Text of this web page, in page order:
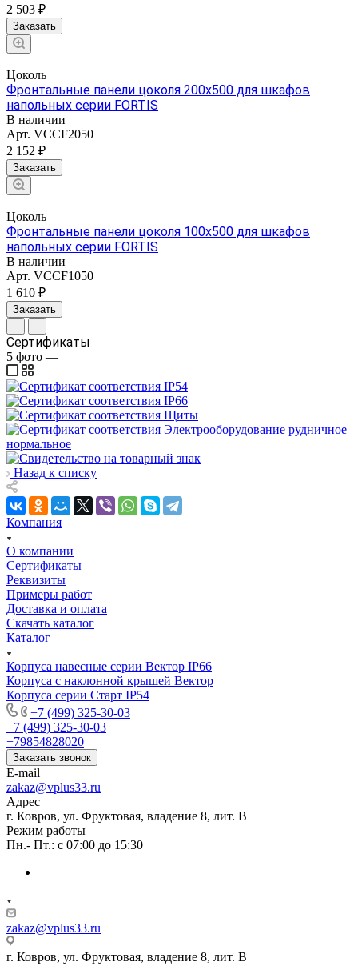
2 503 ₽
Заказать
Цоколь
Фронтальные панели цоколя 200х500 для шкафов
напольных серии FORTIS
В наличии
Арт. VCCF2050
2 152 ₽
Заказать
Цоколь
Фронтальные панели цоколя 100х500 для шкафов
напольных серии FORTIS
В наличии
Арт. VCCF1050
1 610 ₽
Заказать
Сертификаты
5 фото —
Назад к списку
Компания
О компании
Сертификаты
Реквизиты
Примеры работ
Доставка и оплата
Скачать каталог
Каталог
Корпуса навесные серии Вектор IP66
Корпуса с наклонной крышей Вектор
Корпуса серии Старт IP54
+7 (499) 325-30-03
+7 (499) 325-30-03
+79854828020
Заказать звонок
E-mail
zakaz@vplus33.ru
Адрес
г. Ковров, ул. Фруктовая, владение 8, лит. В
Режим работы
Пн.- Пт.: с 07:00 до 15:30
zakaz@vplus33.ru
г. Ковров, ул. Фруктовая, владение 8, лит. В